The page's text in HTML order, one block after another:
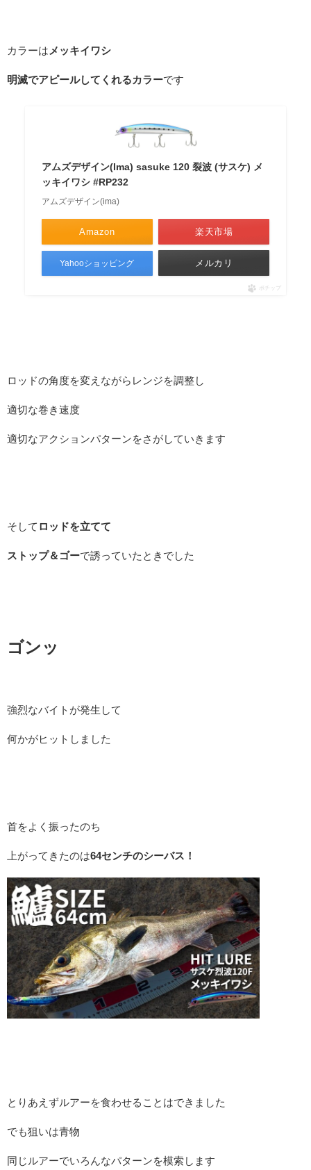
カラーは メッキイワシ
明滅でアピールしてくれるカラーです
アムズデザイン(Ima) sasuke 120 裂波 (サスケ) メ
ッキイワシ #RP232
アムズデザイン(ima)
Amazon 楽天市場
Yahooショッピング メルカリ
ポチップ
ロッドの角度を変えながらレンジを調整し
適切な巻き速度
適切なアクションパターンをさがしていきます
そして ロッドを立てて
ストップ＆ゴーで誘っていたときでした
ゴンッ
強烈なバイトが発生して
何かがヒットしました
首をよく振ったのち
上がってきたのは64センチのシーバス！
とりあえずルアーを食わせることはできました
でも狙いは青物
同じルアーでいろんなパターンを模索します